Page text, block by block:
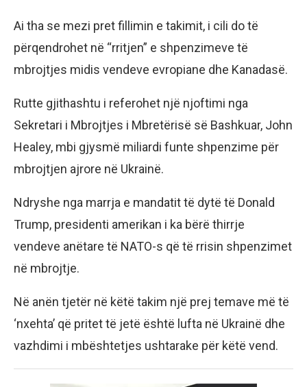
Ai tha se mezi pret fillimin e takimit, i cili do të
përqendrohet në “rritjen” e shpenzimeve të
mbrojtjes midis vendeve evropiane dhe Kanadasë.
Rutte gjithashtu i referohet një njoftimi nga
Sekretari i Mbrojtjes i Mbretërisë së Bashkuar, John
Healey, mbi gjysmë miliardi funte shpenzime për
mbrojtjen ajrore në Ukrainë.
Ndryshe nga marrja e mandatit të dytë të Donald
Trump, presidenti amerikan i ka bërë thirrje
vendeve anëtare të NATO-s që të rrisin shpenzimet
në mbrojtje.
Në anën tjetër në këtë takim një prej temave më të
‘nxehta’ që pritet të jetë është lufta në Ukrainë dhe
vazhdimi i mbështetjes ushtarake për këtë vend.